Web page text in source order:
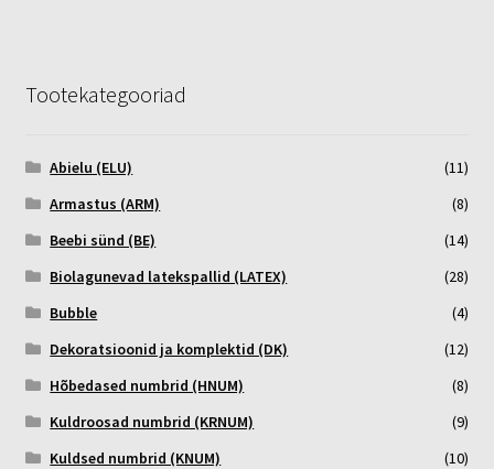
Tootekategooriad
Abielu (ELU)
(11)
Armastus (ARM)
(8)
Beebi sünd (BE)
(14)
Biolagunevad latekspallid (LATEX)
(28)
Bubble
(4)
Dekoratsioonid ja komplektid (DK)
(12)
Hõbedased numbrid (HNUM)
(8)
Kuldroosad numbrid (KRNUM)
(9)
Kuldsed numbrid (KNUM)
(10)